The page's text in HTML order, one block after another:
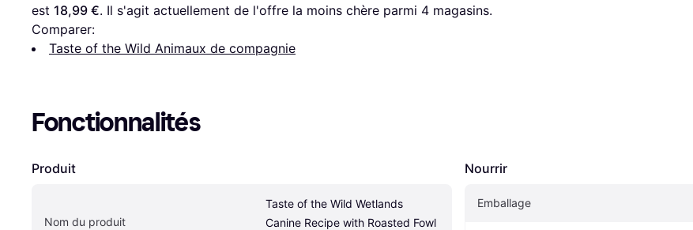
est 18,99 €. Il s'agit actuellement de l'offre la moins chère parmi 4 magasins.
Comparer:
Taste of the Wild Animaux de compagnie
Fonctionnalités
Produit
Nom du produit
Taste of the Wild Wetlands
Canine Recipe with Roasted Fowl
Nourrir
Emballage